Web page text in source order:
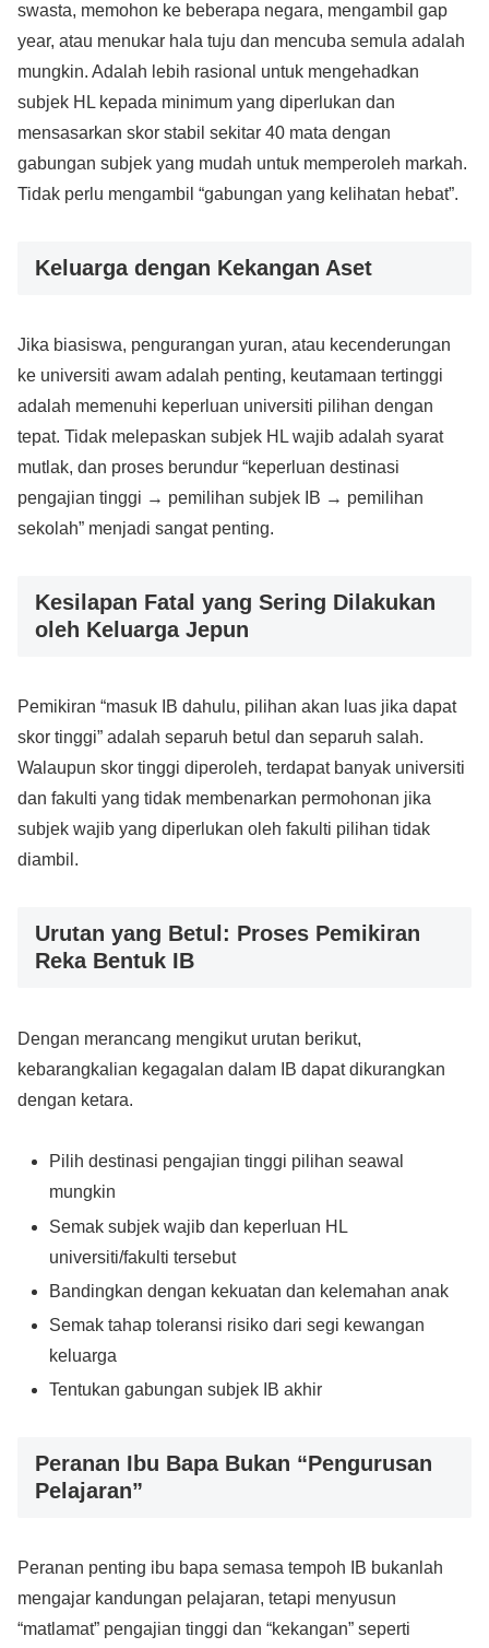
swasta, memohon ke beberapa negara, mengambil gap
year, atau menukar hala tuju dan mencuba semula adalah
mungkin. Adalah lebih rasional untuk mengehadkan
subjek HL kepada minimum yang diperlukan dan
mensasarkan skor stabil sekitar 40 mata dengan
gabungan subjek yang mudah untuk memperoleh markah.
Tidak perlu mengambil “gabungan yang kelihatan hebat”.
Keluarga dengan Kekangan Aset
Jika biasiswa, pengurangan yuran, atau kecenderungan
ke universiti awam adalah penting, keutamaan tertinggi
adalah memenuhi keperluan universiti pilihan dengan
tepat. Tidak melepaskan subjek HL wajib adalah syarat
mutlak, dan proses berundur “keperluan destinasi
pengajian tinggi → pemilihan subjek IB → pemilihan
sekolah” menjadi sangat penting.
Kesilapan Fatal yang Sering Dilakukan
oleh Keluarga Jepun
Pemikiran “masuk IB dahulu, pilihan akan luas jika dapat
skor tinggi” adalah separuh betul dan separuh salah.
Walaupun skor tinggi diperoleh, terdapat banyak universiti
dan fakulti yang tidak membenarkan permohonan jika
subjek wajib yang diperlukan oleh fakulti pilihan tidak
diambil.
Urutan yang Betul: Proses Pemikiran
Reka Bentuk IB
Dengan merancang mengikut urutan berikut,
kebarangkalian kegagalan dalam IB dapat dikurangkan
dengan ketara.
Pilih destinasi pengajian tinggi pilihan seawal
mungkin
Semak subjek wajib dan keperluan HL
universiti/fakulti tersebut
Bandingkan dengan kekuatan dan kelemahan anak
Semak tahap toleransi risiko dari segi kewangan
keluarga
Tentukan gabungan subjek IB akhir
Peranan Ibu Bapa Bukan “Pengurusan
Pelajaran”
Peranan penting ibu bapa semasa tempoh IB bukanlah
mengajar kandungan pelajaran, tetapi menyusun
“matlamat” pengajian tinggi dan “kekangan” seperti